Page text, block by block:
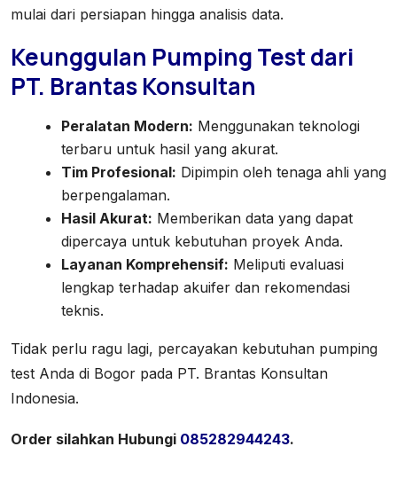
mulai dari persiapan hingga analisis data.
Keunggulan Pumping Test dari
PT. Brantas Konsultan
Peralatan Modern: Menggunakan teknologi
terbaru untuk hasil yang akurat.
Tim Profesional: Dipimpin oleh tenaga ahli yang
berpengalaman.
Hasil Akurat: Memberikan data yang dapat
dipercaya untuk kebutuhan proyek Anda.
Layanan Komprehensif: Meliputi evaluasi
lengkap terhadap akuifer dan rekomendasi
teknis.
Tidak perlu ragu lagi, percayakan kebutuhan pumping
test Anda di Bogor pada PT. Brantas Konsultan
Indonesia.
Order silahkan Hubungi 085282944243.